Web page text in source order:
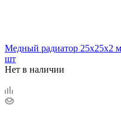
Медный радиатор 25х25х2
шт
Нет в наличии